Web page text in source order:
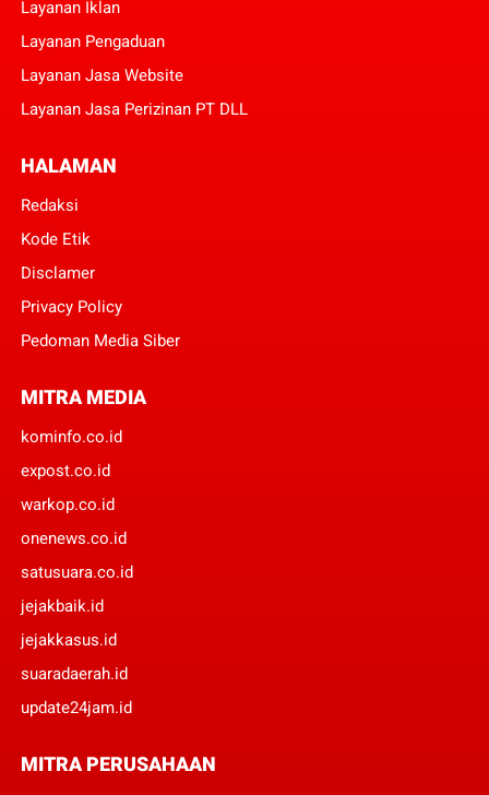
Layanan Iklan
Layanan Pengaduan
Layanan Jasa Website
Layanan Jasa Perizinan PT DLL
HALAMAN
Redaksi
Kode Etik
Disclamer
Privacy Policy
Pedoman Media Siber
MITRA MEDIA
kominfo.co.id
expost.co.id
warkop.co.id
onenews.co.id
satusuara.co.id
jejakbaik.id
jejakkasus.id
suaradaerah.id
update24jam.id
MITRA PERUSAHAAN